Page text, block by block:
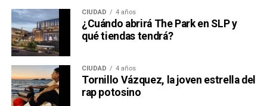
CIUDAD 4 años
¿Cuándo abrirá The Park en SLP y
qué tiendas tendrá?
CIUDAD 4 años
Tornillo Vázquez, la joven estrella del
rap potosino